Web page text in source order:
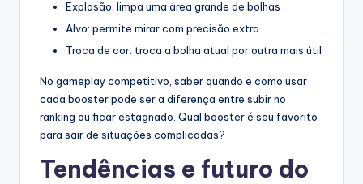
Explosão: limpa uma área grande de bolhas
Alvo: permite mirar com precisão extra
Troca de cor: troca a bolha atual por outra mais útil
No gameplay competitivo, saber quando e como usar
cada booster pode ser a diferença entre subir no
ranking ou ficar estagnado. Qual booster é seu favorito
para sair de situações complicadas?
Tendências e futuro do